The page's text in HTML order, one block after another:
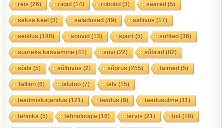
reis (26) riigid(14) robotid(3) saared(5)
saksa keel(3) saladused(49) sallivus (17)
seiklus (180) soovid(13) sport(5) suhted(36)
suureks kasvamine (41) suvi(22) sõbrad(82)
sõda (5) sõltuvus (2) sõprus (255) taimed(5)
Tallinn(6) talutöö(7) talv(15)
teadmiskirjandus (121) teadus (9) teadusulme (11)
tehnika (5) tehnoloogia (16) tervis (21) toit(18)